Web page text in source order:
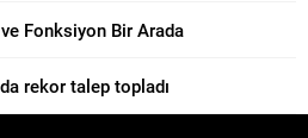
Fonksiyon Bir Arada
rekor talep topladı